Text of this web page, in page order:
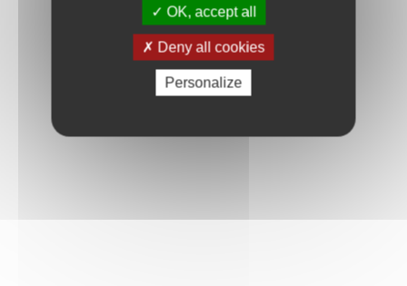
OK, accept all
Deny all cookies
Personalize